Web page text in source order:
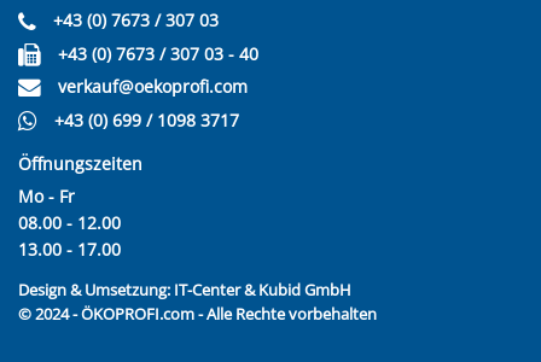
+43 (0) 7673 / 307 03
+43 (0) 7673 / 307 03 - 40
verkauf@oekoprofi.com
+43 (0) 699 / 1098 3717
Öffnungszeiten
Mo - Fr
08.00 - 12.00
13.00 - 17.00
Design & Umsetzung: IT-Center & Kubid GmbH
© 2024 - ÖKOPROFI.com - Alle Rechte vorbehalten